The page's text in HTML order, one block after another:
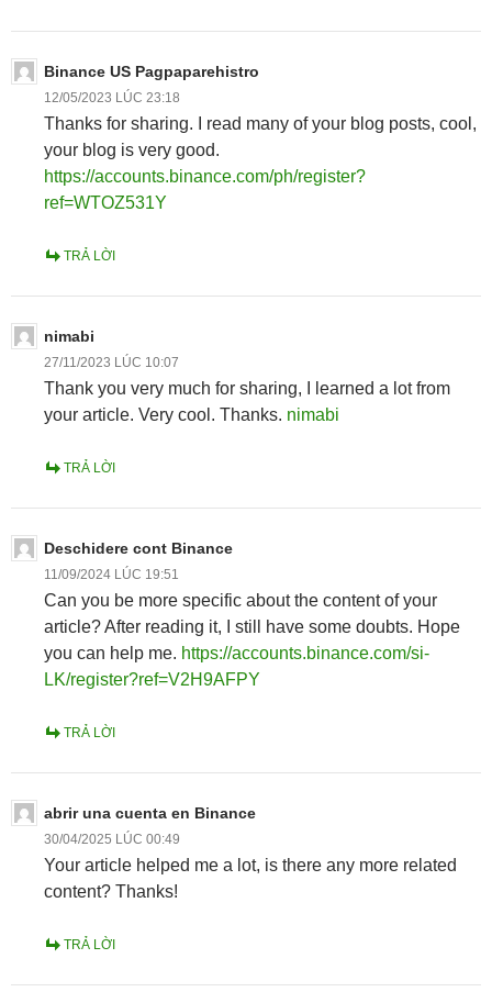
Binance US Pagpaparehistro
12/05/2023 LÚC 23:18
Thanks for sharing. I read many of your blog posts, cool,
your blog is very good.
https://accounts.binance.com/ph/register?
ref=WTOZ531Y
TRẢ LỜI
nimabi
27/11/2023 LÚC 10:07
Thank you very much for sharing, I learned a lot from
your article. Very cool. Thanks. nimabi
TRẢ LỜI
Deschidere cont Binance
11/09/2024 LÚC 19:51
Can you be more specific about the content of your
article? After reading it, I still have some doubts. Hope
you can help me. https://accounts.binance.com/si-
LK/register?ref=V2H9AFPY
TRẢ LỜI
abrir una cuenta en Binance
30/04/2025 LÚC 00:49
Your article helped me a lot, is there any more related
content? Thanks!
TRẢ LỜI